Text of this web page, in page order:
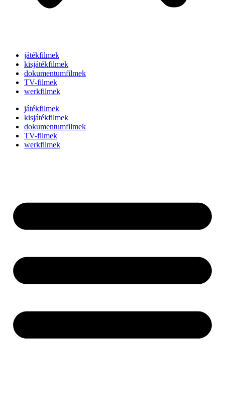
játékfilmek
kisjátékfilmek
dokumentumfilmek
TV-filmek
werkfilmek
játékfilmek
kisjátékfilmek
dokumentumfilmek
TV-filmek
werkfilmek